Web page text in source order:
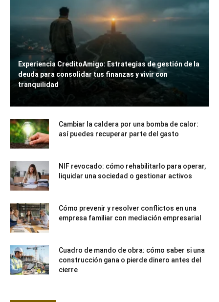
Experiencia CreditoAmigo: Estrategias de gestión de la
deuda para consolidar tus finanzas y vivir con
tranquilidad
Cambiar la caldera por una bomba de calor:
así puedes recuperar parte del gasto
NIF revocado: cómo rehabilitarlo para operar,
liquidar una sociedad o gestionar activos
Cómo prevenir y resolver conflictos en una
empresa familiar con mediación empresarial
Cuadro de mando de obra: cómo saber si una
construcción gana o pierde dinero antes del
cierre